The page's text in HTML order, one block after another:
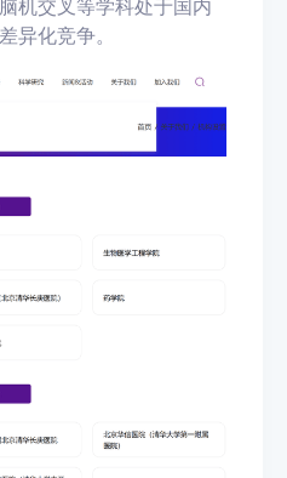
机交叉等学科处于国内
异化竞争。